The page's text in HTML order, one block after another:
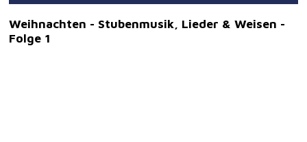
Weihnachten - Stubenmusik, Lieder & Weisen -
Folge 1